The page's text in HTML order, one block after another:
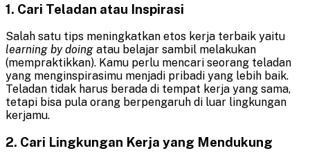
1. Cari Teladan atau Inspirasi
Salah satu tips meningkatkan etos kerja terbaik yaitu
learning by doing atau belajar sambil melakukan
(mempraktikkan). Kamu perlu mencari seorang teladan
yang menginspirasimu menjadi pribadi yang lebih baik.
Teladan tidak harus berada di tempat kerja yang sama,
tetapi bisa pula orang berpengaruh di luar lingkungan
kerjamu.
2. Cari Lingkungan Kerja yang Mendukung